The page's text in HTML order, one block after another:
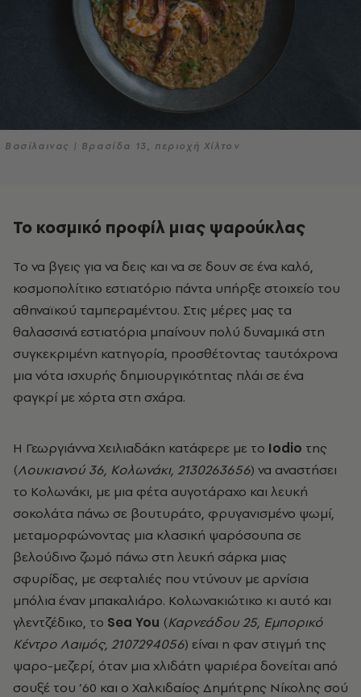
Βασίλαινας | Βρασίδα 13, περιοχή Χίλτον
Το κοσμικό προφίλ μιας ψαρούκλας
Το να βγεις για να δεις και να σε δουν σε ένα καλό,
κοσμοπολίτικο εστιατόριο πάντα υπήρξε στοιχείο του
αθηναϊκού ταμπεραμέντου. Στις μέρες μας τα
θαλασσινά εστιατόρια μπαίνουν πολύ δυναμικά στη
συγκεκριμένη κατηγορία, προσθέτοντας ταυτόχρονα
μια νότα ισχυρής δημιουργικότητας πλάι σε ένα
φαγκρί με χόρτα στη σχάρα.
Η Γεωργιάννα Χειλιαδάκη κατάφερε με το Iodio της
(Λουκιανού 36, Κολωνάκι, 2130263656) να αναστήσει
το Κολωνάκι, με μια φέτα αυγοτάραχο και λευκή
σοκολάτα πάνω σε βουτυράτο, φρυγανισμένο ψωμί,
μεταμορφώνοντας μια κλασική ψαρόσουπα σε
βελούδινο ζωμό πάνω στη λευκή σάρκα μιας
σφυρίδας, με σεφταλιές που ντύνουν με αρνίσια
μπόλια έναν μπακαλιάρο. Κολωνακιώτικο κι αυτό και
γλεντζέδικο, το Sea You (Καρνεάδου 25, Εμπορικό
Κέντρο Λαιμός, 2107294056) είναι η φαν στιγμή της
ψαρο-μεζερί, όταν μια χλιδάτη ψαριέρα δονείται από
σουξέ του ’60 και ο Χαλκιδαίος Δημήτρης Νίκολης σού